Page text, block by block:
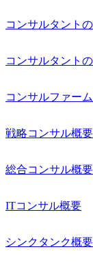
コンサルタント
コンサルタント
コンサルファー
戦略コンサル概要
総合コンサル概要
ITコンサル概要
シンクタンク概要